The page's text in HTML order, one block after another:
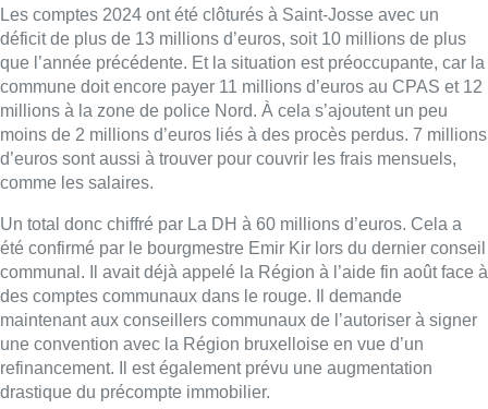
maintenant aux conseillers communaux de l’autoriser à signer
une convention avec la Région bruxelloise en vue d’un
refinancement. Il est également prévu une augmentation
drastique du précompte immobilier.
Ce cas n’est pas exceptionnel : une dizaine de communes
bruxelloises se trouvent dans une situation financière qui les
oblige à demander de l’aide à la Région. Dans l’opposition
communale, cette gestion financière est évidemment critiquée.
On parle de dépenses irréfléchies, d’autant que la commune
bénéficie de recettes importantes grâce à la taxe sur les
bureaux.
Emir Kir réagit en déclarant que la commune entre “dans une
ère délicate“. Des mesures comme le gel des embauches, la
recherche de synergies avec le CPAS et l’augmentation de
certaines redevances communales sont déjà mises en place.